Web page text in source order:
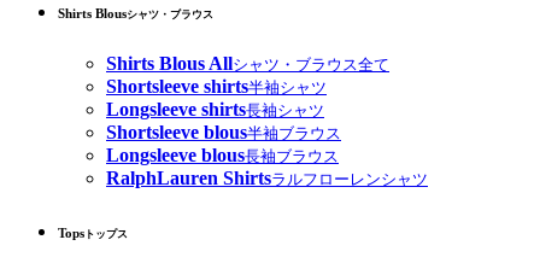
Shirts Blousシャツ・ブラウス
Shirts Blous Allシャツ・ブラウス全て
Shortsleeve shirts半袖シャツ
Longsleeve shirts長袖シャツ
Shortsleeve blous半袖ブラウス
Longsleeve blous長袖ブラウス
RalphLauren Shirtsラルフローレンシャツ
Tops トップス